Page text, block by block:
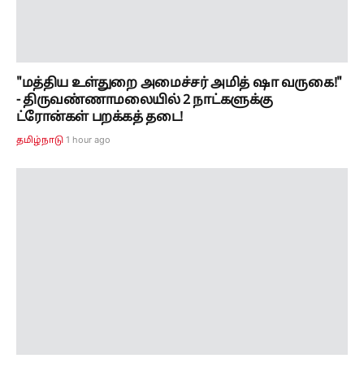
"மத்திய உள்துறை அமைச்சர் அமித் ஷா வருகை!"
- திருவண்ணாமலையில் 2 நாட்களுக்கு
ட்ரோன்கள் பறக்கத் தடை!
தமிழ்நாடு 1 hour ago